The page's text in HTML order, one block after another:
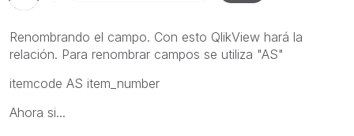
Renombrando el campo. Con esto QlikView hará la
relación. Para renombrar campos se utiliza "AS"
itemcode AS item_number
Ahora si...